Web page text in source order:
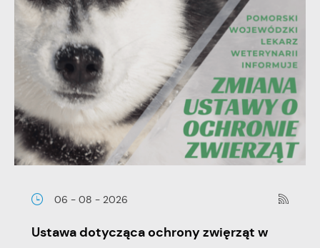
06 - 08 - 2026
Ustawa dotycząca ochrony zwięrząt w